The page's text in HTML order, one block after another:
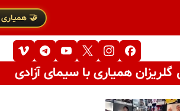
🤝 همیاری
همیاری با سیمای آزادی